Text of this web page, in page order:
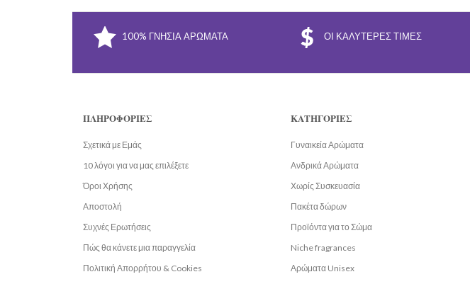
100% ΓΝΉΣΙΑ ΑΡΏΜΑΤΑ ΟΙ ΚΑΛΎΤΕΡΕΣ ΤΙΜΈΣ
ΠΛΗΡΟΦΟΡΊΕΣ
Σχετικά με Εμάς
10 λόγοι για να μας επιλέξετε
Όροι Χρήσης
Αποστολή
Συχνές Ερωτήσεις
Πώς θα κάνετε μια παραγγελία
Πολιτική Απορρήτου & Cookies
ΚΑΤΗΓΟΡΙΕΣ
Γυναικεία Αρώματα
Ανδρικά Αρώματα
Χωρίς Συσκευασία
Πακέτα δώρων
Προϊόντα για το Σώμα
Niche fragrances
Αρώματα Unisex